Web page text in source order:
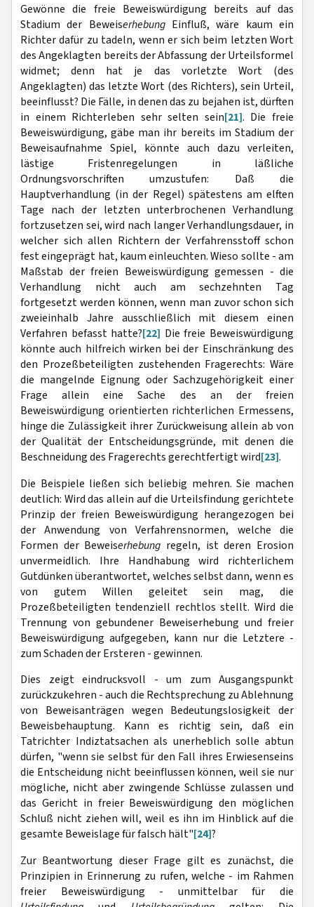
Gewönne die freie Beweiswürdigung bereits auf das
Stadium der BeweiserhebungEinfluß, wäre kaum ein
Richter dafür zu tadeln, wenn er sich beim letzten Wort
des Angeklagten bereits der Abfassung der Urteilsformel
widmet; denn hat je das vorletzte Wort (des
Angeklagten) das letzte Wort (des Richters), sein Urteil,
beeinflusst? Die Fälle, in denen das zu bejahen ist, dürften
in einem Richterleben sehr selten sein[21]. Die freie
Beweiswürdigung, gäbe man ihr bereits im Stadium der
Beweisaufnahme Spiel, könnte auch dazu verleiten,
lästige Fristenregelungen in läßliche
Ordnungsvorschriften umzustufen: Daß die
Hauptverhandlung (in der Regel) spätestens am elften
Tage nach der letzten unterbrochenen Verhandlung
fortzusetzen sei, wird nach langer Verhandlungsdauer, in
welcher sich allen Richtern der Verfahrensstoff schon
fest eingeprägt hat, kaum einleuchten. Wieso sollte - am
Maßstab der freien Beweiswürdigung gemessen - die
Verhandlung nicht auch am sechzehnten Tag
fortgesetzt werden können, wenn man zuvor schon sich
zweieinhalb Jahre ausschließlich mit diesem einen
Verfahren befasst hatte?[22] Die freie Beweiswürdigung
könnte auch hilfreich wirken bei der Einschränkung des
den Prozeßbeteiligten zustehenden Fragerechts: Wäre
die mangelnde Eignung oder Sachzugehörigkeit einer
Frage allein eine Sache des an der freien
Beweiswürdigung orientierten richterlichen Ermessens,
hinge die Zulässigkeit ihrer Zurückweisung allein ab von
der Qualität der Entscheidungsgründe, mit denen die
Beschneidung des Fragerechts gerechtfertigt wird[23].
Die Beispiele ließen sich beliebig mehren. Sie machen
deutlich: Wird das allein auf die Urteilsfindung gerichtete
Prinzip der freien Beweiswürdigung herangezogen bei
der Anwendung von Verfahrensnormen, welche die
Formen der Beweiserhebung regeln, ist deren Erosion
unvermeidlich. Ihre Handhabung wird richterlichem
Gutdünken überantwortet, welches selbst dann, wenn es
von gutem Willen geleitet sein mag, die
Prozeßbeteiligten tendenziell rechtlos stellt. Wird die
Trennung von gebundener Beweiserhebung und freier
Beweiswürdigung aufgegeben, kann nur die Letztere -
zum Schaden der Ersteren - gewinnen.
Dies zeigt eindrucksvoll - um zum Ausgangspunkt
zurückzukehren - auch die Rechtsprechung zu Ablehnung
von Beweisanträgen wegen Bedeutungslosigkeit der
Beweisbehauptung. Kann es richtig sein, daß ein
Tatrichter Indiztatsachen als unerheblich solle abtun
dürfen, "wenn sie selbst für den Fall ihres Erwiesenseins
die Entscheidung nicht beeinflussen können, weil sie nur
mögliche, nicht aber zwingende Schlüsse zulassen und
das Gericht in freier Beweiswürdigung den möglichen
Schluß nicht ziehen will, weil es ihn im Hinblick auf die
gesamte Beweislage für falsch hält"[24]?
Zur Beantwortung dieser Frage gilt es zunächst, die
Prinzipien in Erinnerung zu rufen, welche - im Rahmen
freier Beweiswürdigung - unmittelbar für die